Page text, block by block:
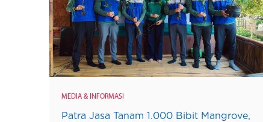
MEDIA & INFORMASI
Patra Jasa Tanam 1.000 Bibit Mangrove,